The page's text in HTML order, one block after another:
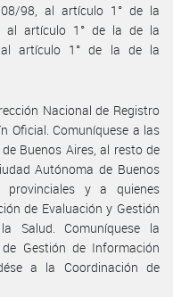
98, al artículo 1° de la
al artículo 1° de la de la
al artículo 1° de la de la
Nacional de Registro
Oficial. Comuníquese a las
Buenos Aires, al resto de
Autónoma de Buenos
y a quienes
de Evaluación y Gestión
Salud. Comuníquese la
Gestión de Información
a la Coordinación de